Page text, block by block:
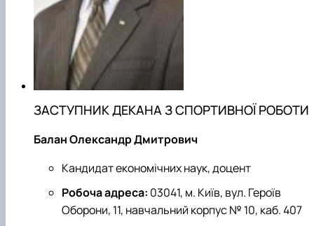
ЗАСТУПНИК ДЕКАНА З СПОРТИВНОЇ РОБОТИ
Балан Олександр Дмитрович
Кандидат економічних наук, доцент
Робоча адреса: 03041, м. Київ, вул. Героїв
Оборони, 11, навчальний корпус № 10, каб. 407